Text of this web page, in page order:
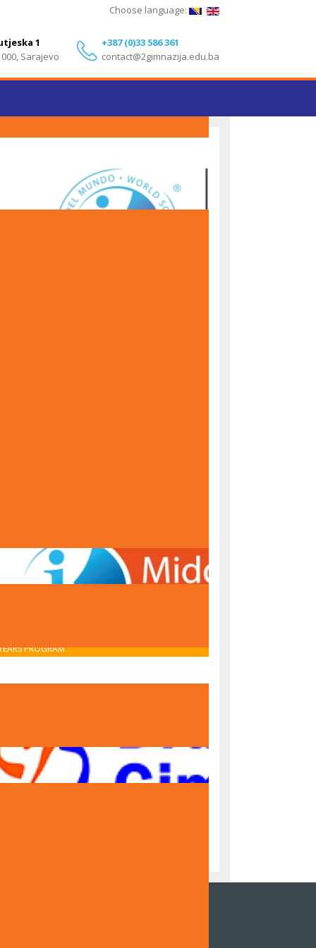
+387 (0)33 586 361
contact@2gimnazija.edu.ba
1
Sarajevo
Choose language:
PROGRAM